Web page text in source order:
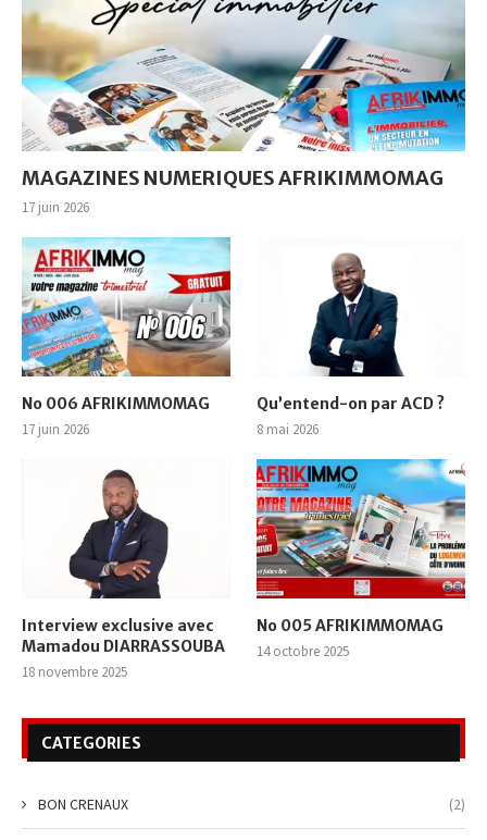
MAGAZINES NUMERIQUES AFRIKIMMOMAG
17 juin 2026
No 006 AFRIKIMMOMAG
17 juin 2026
Qu’entend-on par ACD ?
8 mai 2026
Interview exclusive avec
Mamadou DIARRASSOUBA
18 novembre 2025
No 005 AFRIKIMMOMAG
14 octobre 2025
CATEGORIES
BON CRENAUX (2)